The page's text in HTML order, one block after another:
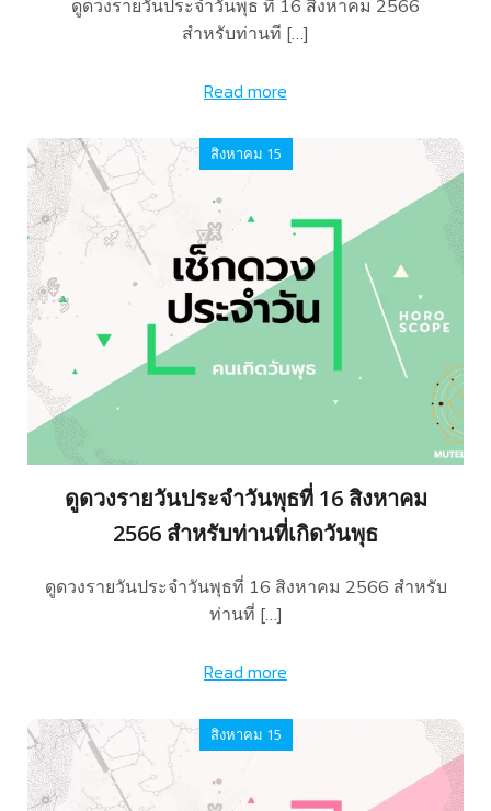
ดูดวงรายวันประจำวันพุธ ที่ 16 สิงหาคม 2566
สำหรับท่านที […]
Read more
สิงหาคม 15
ดูดวงรายวันประจำวันพุธที่ 16 สิงหาคม
2566 สำหรับท่านที่เกิดวันพุธ
ดูดวงรายวันประจำวันพุธที่ 16 สิงหาคม 2566 สำหรับ
ท่านที่ […]
Read more
สิงหาคม 15